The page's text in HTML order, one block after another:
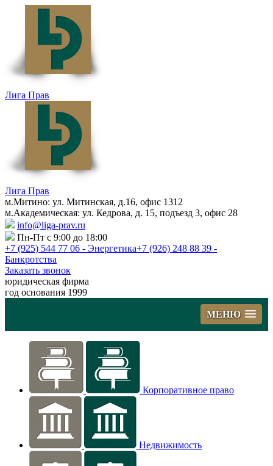
Лига Прав
Лига Прав
м.Митино: ул. Митинская, д.16, офис 1312
м.Академическая: ул. Кедрова, д. 15, подъезд 3, офис 28
info@liga-prav.ru
Пн-Пт с 9:00 до 18:00
+7 (925) 544 77 06 - Энергетика+7 (926) 248 88 39 -
Банкротства
Заказать звонок
юридическая фирма
год основания 1999
МЕНЮ
Корпоративное право
Недвижимость